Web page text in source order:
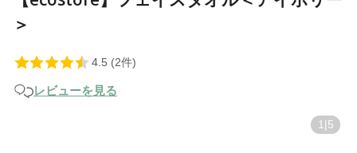
＞
レビューを見る
1 5